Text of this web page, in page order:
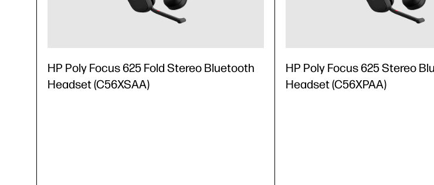
HP Poly Focus 625 Fold Stereo Bluetooth
Headset (C56XSAA)
HP Poly Focus 625 Stereo
Headset (C56XPAA)